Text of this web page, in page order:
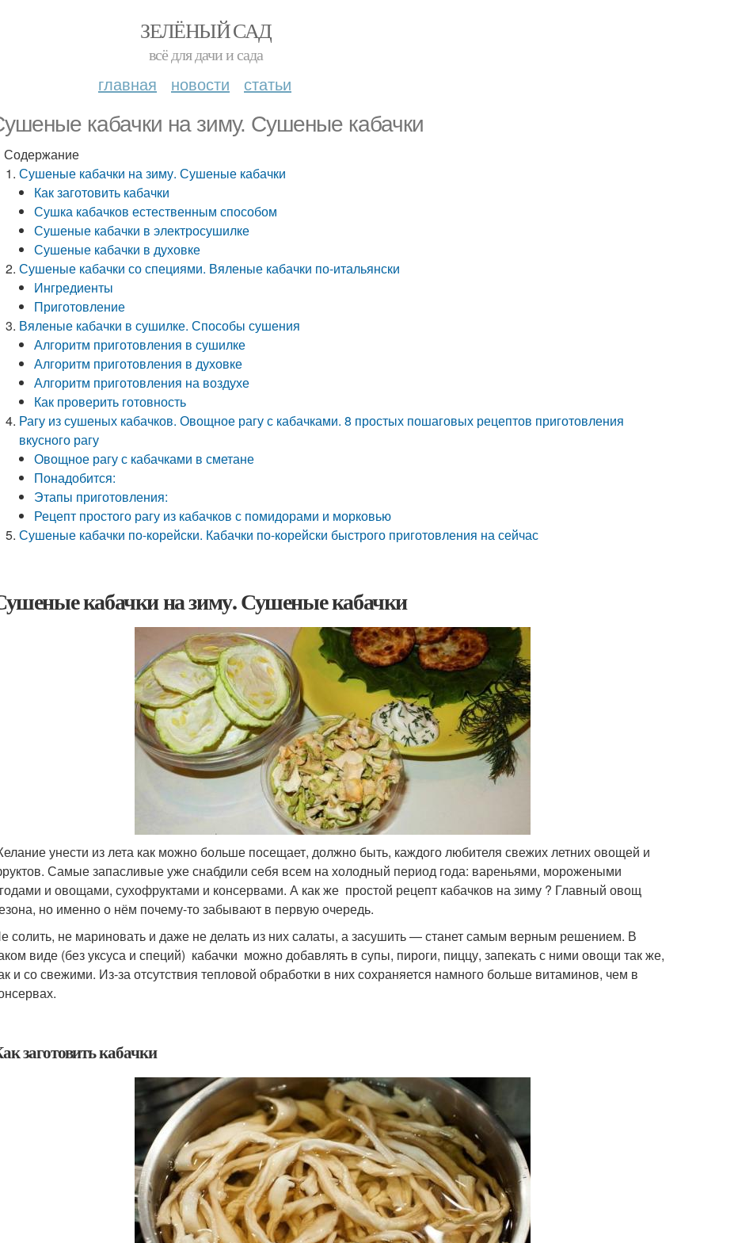
ЗЕЛЁНЫЙ САД
всё для дачи и сада
главная новости статьи
кабачки на зиму. Сушеные кабачки
Содержание
Сушеные кабачки на зиму. Сушеные кабачки
Как заготовить кабачки
Сушка кабачков естественным способом
Сушеные кабачки в электросушилке
Сушеные кабачки в духовке
Сушеные кабачки со специями. Вяленые кабачки по-итальянски
Ингредиенты
Приготовление
Вяленые кабачки в сушилке. Способы сушения
Алгоритм приготовления в сушилке
Алгоритм приготовления в духовке
Алгоритм приготовления на воздухе
Как проверить готовность
Рагу из сушеных кабачков. Овощное рагу с кабачками. 8 простых пошаговых рецептов приготовления
вкусного рагу
Овощное рагу с кабачками в сметане
Понадобится:
Этапы приготовления:
Рецепт простого рагу из кабачков с помидорами и морковью
Сушеные кабачки по-корейски. Кабачки по-корейски быстрого приготовления на сейчас
кабачки на зиму. Сушеные кабачки
унести из лета как можно больше посещает, должно быть, каждого любителя свежих летних овощей и
Самые запасливые уже снабдили себя всем на холодный период года: вареньями, морожеными
и овощами, сухофруктами и консервами. А как же простой рецепт кабачков на зиму ? Главный овощ
но именно о нём почему-то забывают в первую очередь.
солить, не мариновать и даже не делать из них салаты, а засушить — станет самым верным решением. В
виде (без уксуса и специй) кабачки можно добавлять в супы, пироги, пиццу, запекать с ними овощи так же,
и со свежими. Из-за отсутствия тепловой обработки в них сохраняется намного больше витаминов, чем в
заготовить кабачки